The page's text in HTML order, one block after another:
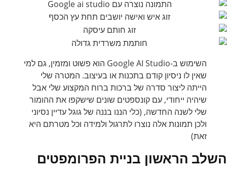
השימוש ב-Google AI Studio הוא פשוט ומזמין, גם למי
שאין לו ניסיון קודם בתכנות או בעיצוב. המטרה שלי
הייתה ליצור סדרה של ברכות ברוח המקצוע שלי אבל
שיהיה ייחודי, עם קונספטים שונים שישקפו את ההומור
שלי לשנה החדשה, (כלי הננו בננה של גוגל עדיין נסיוני
ולכן תמונות אלה נוצרו לתרגול ולמידה וכל מטרתם היא
זאת)
השלב הראשון בניית הפרומפטים